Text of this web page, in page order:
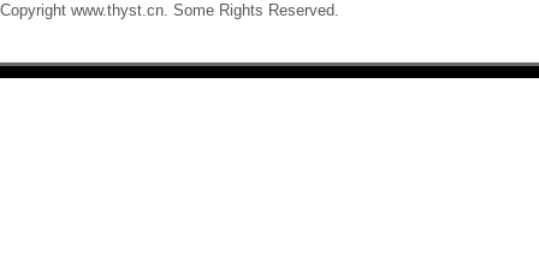
Copyright www.thyst.cn. Some Rights Reserved.